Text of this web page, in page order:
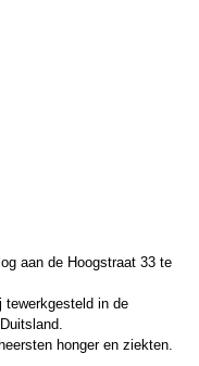
aan de Hoogstraat 33 te
tewerkgesteld in de
honger en ziekten.